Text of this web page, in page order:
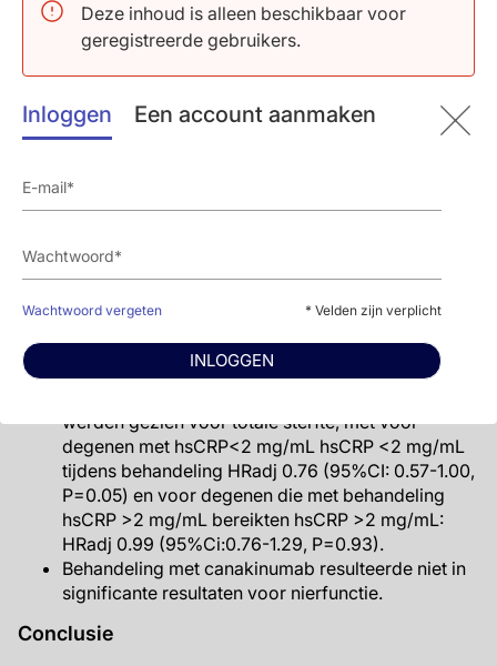
Deze inhoud is alleen beschikbaar voor
geregistreerde gebruikers.
Inloggen Een account aanmaken
Wachtwoord vergeten * Velden zijn verplicht
INLOGGEN
Vergeleken met placebo was MACE+ verminderd
in patiënten met matig CKD (HR 0.82; 95%CI:
0.68-1.00, P=0.05) en in degenen met normale
nierfunctie (HR 0.86; 95%CI:0.77-0.97, P=0.012).
Het behandeleffect van canakinumab op MACE+
behandeling hsCRP <2 mg/mL hadden (HRadj
0.81; 95%CI: 0.64-1.04, P=0.11).
Het behandeleffect op CV sterfte verschilde ook
tussen degenen die met behandeling hsCRP<2
mg/mL bereikten (HRadj 0.66; 95%CI: 0.46-0.94,
P=0.0223) en degenen met op-behandeling
hsCRP >2 mg/mL bereikten: HRadj 0.96; 95%CI:
werden gezien voor totale sterfte, met voor
degenen met hsCRP<2 mg/mL hsCRP <2 mg/mL
tijdens behandeling HRadj 0.76 (95%CI: 0.57-1.00,
P=0.05) en voor degenen die met behandeling
hsCRP >2 mg/mL bereikten hsCRP >2 mg/mL:
HRadj 0.99 (95%Ci:0.76-1.29, P=0.93).
Behandeling met canakinumab resulteerde niet in
significante resultaten voor nierfunctie.
Conclusie